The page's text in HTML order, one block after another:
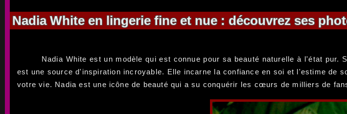
Nadia White en lingerie fine et nue : découvrez ses
Nadia White est un modèle qui est connue pour sa beauté naturelle à l'état
est une source d'inspiration incroyable. Elle incarne la confiance en soi et l'estime de
votre vie. Nadia est une icône de beauté qui a su conquérir les cœurs de milliers de